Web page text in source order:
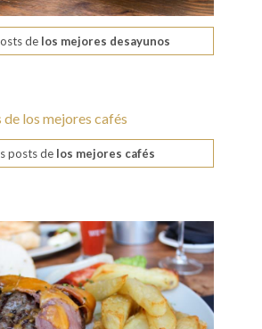
delos mejores desayunos
posts delos mejores cafés